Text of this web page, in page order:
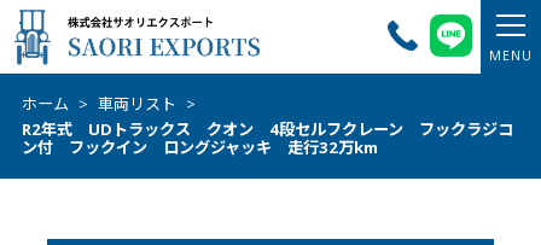
ホーム > 車両リスト >
R2年式 UDトラックス クオン 4段セルフクレーン フックラジコ
ン付 フックイン ロングジャッキ 走行32万km